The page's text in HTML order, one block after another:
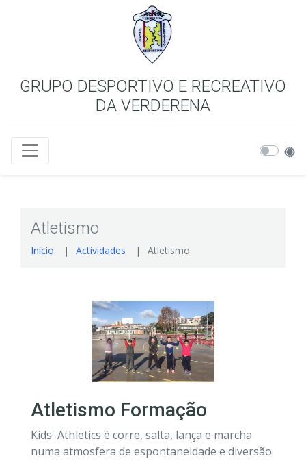
GRUPO DESPORTIVO E RECREATIVO
DA VERDERENA
Atletismo
Início Actividades Atletismo
Atletismo Formação
Kids' Athletics é corre, salta, lança e marcha
numa atmosfera de espontaneidade e diversão.